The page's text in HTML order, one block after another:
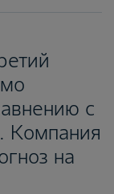
с
Компания
на